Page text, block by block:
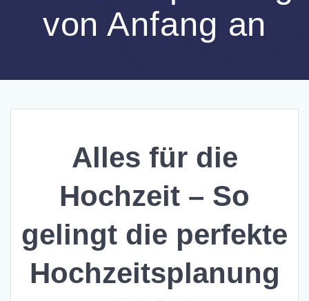
von Anfang an
Alles für die
Hochzeit – So
gelingt die perfekte
Hochzeitsplanung